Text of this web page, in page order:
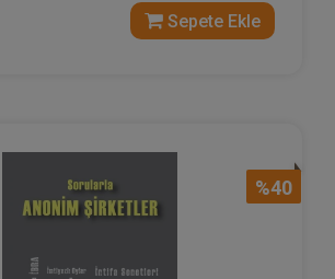
Sepete Ekle
%40